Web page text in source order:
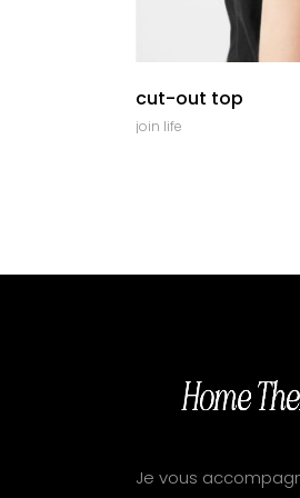
cut-out top
join life
Je vous